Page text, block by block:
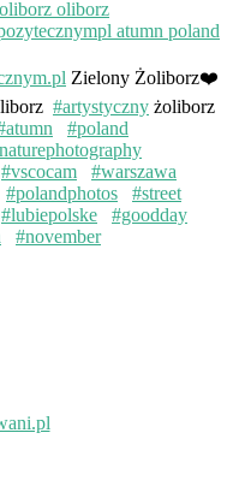
Zielony Żoliborz❤️
#artystyczny żoliborz
#poland
#vscocam
#warszawa
#polandphotos
#street
#lubiepolske
#goodday
#november